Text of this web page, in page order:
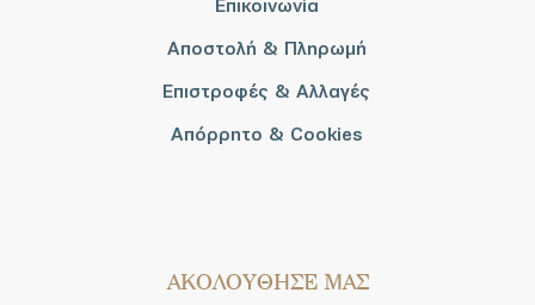
Επικοινωνία
Αποστολή & Πληρωμή
Επιστροφές & Αλλαγές
Απόρρητο & Cookies
AΚΟΛΟΥΘΗΣΕ ΜΑΣ